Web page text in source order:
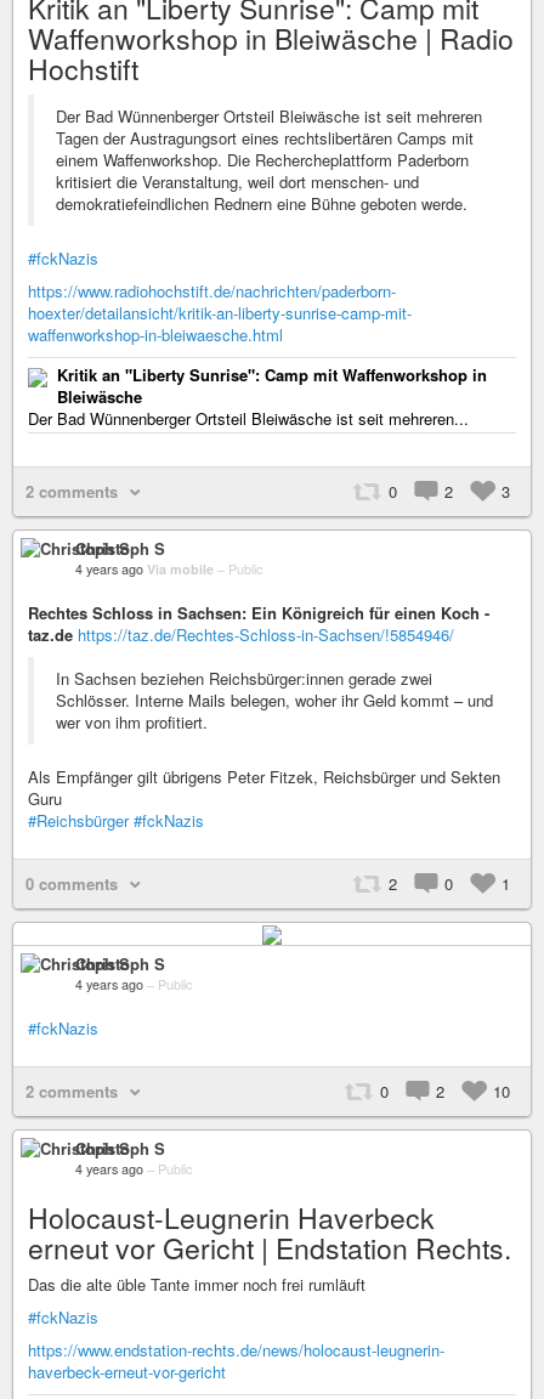
Waffenworkshop in Bleiwäsche | Radio
Hochstift
Der Bad Wünnenberger Ortsteil Bleiwäsche ist seit mehreren
Tagen der Austragungsort eines rechtslibertären Camps mit
einem Waffenworkshop. Die Rechercheplattform Paderborn
kritisiert die Veranstaltung, weil dort menschen- und
demokratiefeindlichen Rednern eine Bühne geboten werde.
#fckNazis
https://www.radiohochstift.de/nachrichten/paderborn-
hoexter/detailansicht/kritik-an-liberty-sunrise-camp-mit-
waffenworkshop-in-bleiwaesche.html
Kritik an "Liberty Sunrise": Camp mit Waffenworkshop in
Bleiwäsche
Der Bad Wünnenberger Ortsteil Bleiwäsche ist seit mehreren...
2 comments 0 2 3
Christoph S
4 years ago Via mobile – Public
Rechtes Schloss in Sachsen: Ein Königreich für einen Koch -
taz.de https://taz.de/Rechtes-Schloss-in-Sachsen/!5854946/
In Sachsen beziehen Reichs­bür­ge­r:in­nen gerade zwei
Schlösser. Interne Mails belegen, woher ihr Geld kommt – und
wer von ihm profitiert.
Als Empfänger gilt übrigens Peter Fitzek, Reichs­bür­ge­r und Sekten
Guru
#Reichsbürger #fckNazis
0 comments 2 0 1
Christoph S
4 years ago – Public
#fckNazis
2 comments 0 2 10
Christoph S
4 years ago – Public
Holocaust-Leugnerin Haverbeck
erneut vor Gericht | Endstation Rechts.
Das die alte üble Tante immer noch frei rumläuft
#fckNazis
https://www.endstation-rechts.de/news/holocaust-leugnerin-
haverbeck-erneut-vor-gericht